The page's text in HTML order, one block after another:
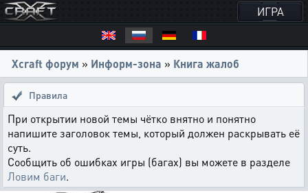
ИГРА
Xcraft форум » Информ-зона » Книга жалоб
Правила
При открытии новой темы чётко внятно и понятно
напишите заголовок темы, который должен раскрывать её
суть.
Сообщить об ошибках игры (багах) вы можете в разделе
Ловим баги.